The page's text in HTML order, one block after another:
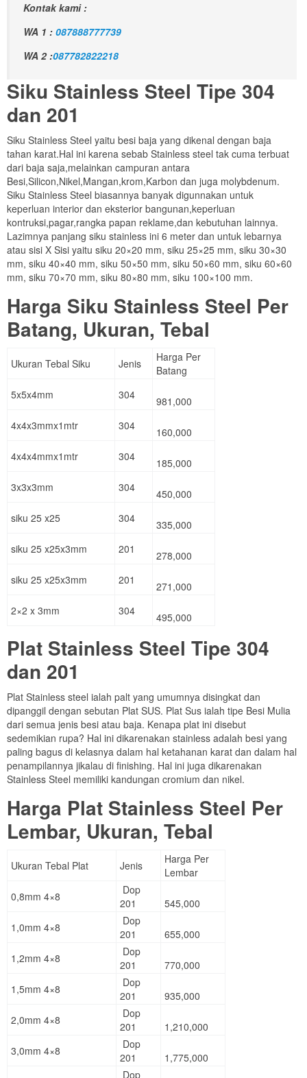
Kontak kami :
WA 1 : 087888777739
WA 2 :087782822218
Siku Stainless Steel Tipe 304
dan 201
Siku Stainless Steel yaitu besi baja yang dikenal dengan baja
tahan karat.Hal ini karena sebab Stainless steel tak cuma terbuat
dari baja saja,melainkan campuran antara
Besi,Silicon,Nikel,Mangan,krom,Karbon dan juga molybdenum.
Siku Stainless Steel biasannya banyak digunnakan untuk
keperluan interior dan eksterior bangunan,keperluan
kontruksi,pagar,rangka papan reklame,dan kebutuhan lainnya.
Lazimnya panjang siku stainless ini 6 meter dan untuk lebarnya
atau sisi X Sisi yaitu siku 20×20 mm, siku 25×25 mm, siku 30×30
mm, siku 40×40 mm, siku 50×50 mm, siku 50×60 mm, siku 60×60
mm, siku 70×70 mm, siku 80×80 mm, siku 100×100 mm.
Harga Siku Stainless Steel Per
Batang, Ukuran, Tebal
Ukuran Tebal Siku Jenis
Harga Per
Batang
5x5x4mm
304
981,000
4x4x3mmx1mtr
304
160,000
4x4x4mmx1mtr
304
185,000
3x3x3mm
304
450,000
siku 25 x25
304
335,000
siku 25 x25x3mm
201
278,000
siku 25 x25x3mm
201
271,000
2×2 x 3mm
304 495,000
Plat Stainless Steel Tipe 304
dan 201
Plat Stainless steel ialah palt yang umumnya disingkat dan
dipanggil dengan sebutan Plat SUS. Plat Sus ialah tipe Besi Mulia
dari semua jenis besi atau baja. Kenapa plat ini disebut
sedemikian rupa? Hal ini dikarenakan stainless adalah besi yang
paling bagus di kelasnya dalam hal ketahanan karat dan dalam hal
penampilannya jikalau di finishing. Hal ini juga dikarenakan
Stainless Steel memiliki kandungan cromium dan nikel.
Harga Plat Stainless Steel Per
Lembar, Ukuran, Tebal
Ukuran Tebal Plat Jenis
Harga Per
Lembar
0,8mm 4×8
Dop
201
545,000
1,0mm 4×8
Dop
201
655,000
1,2mm 4×8
Dop
201
770,000
1,5mm 4×8
Dop
201
935,000
2,0mm 4×8
Dop
201
1,210,000
3,0mm 4×8
Dop
201
1,775,000
Dop